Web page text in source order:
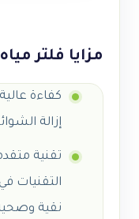
مزايا فلتر مياه Kent على المنافسين
إزالة
التقنيات
نقية